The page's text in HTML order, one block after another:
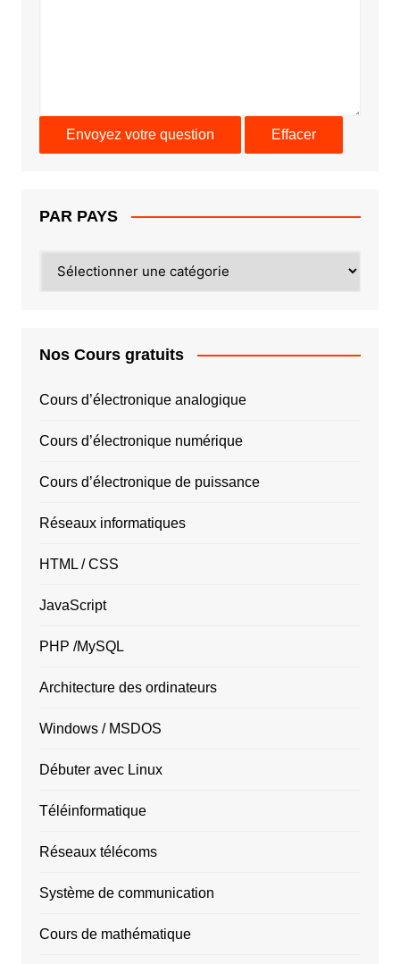
PAR PAYS
PAYS
Nos Cours gratuits
Cours d’électronique analogique
Cours d’électronique numérique
Cours d’électronique de puissance
Réseaux informatiques
HTML / CSS
JavaScript
PHP /MySQL
Architecture des ordinateurs
Windows / MSDOS
Débuter avec Linux
Téléinformatique
Réseaux télécoms
Système de communication
Cours de mathématique